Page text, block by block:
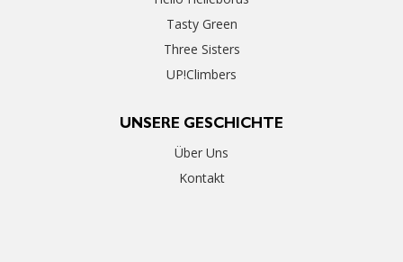
Tasty Green
Three Sisters
UP!Climbers
UNSERE GESCHICHTE
Über Uns
Kontakt